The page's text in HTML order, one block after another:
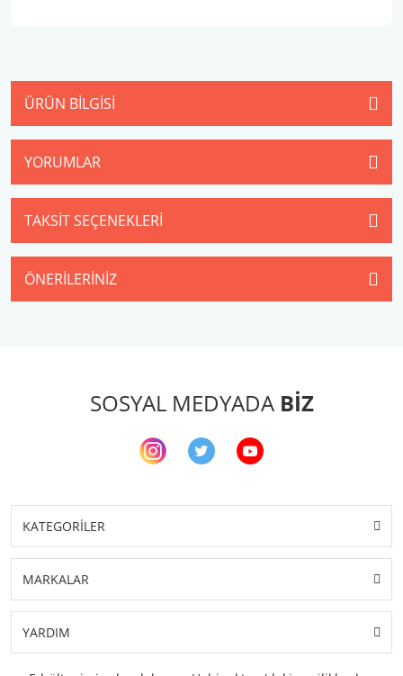
ÜRÜN BILGISI
YORUMLAR
TAKSIT SEÇENEKLERI
ÖNERILERINIZ
SOSYAL MEDYADA BİZ
KATEGORİLER
MARKALAR
YARDIM